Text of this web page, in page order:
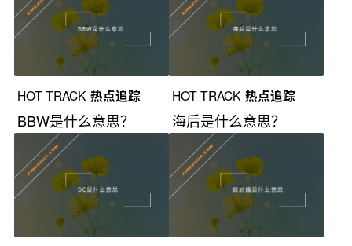
HOT TRACK 热点追踪
BBW是什么意思？
HOT TRACK 热点追踪
海后是什么意思？